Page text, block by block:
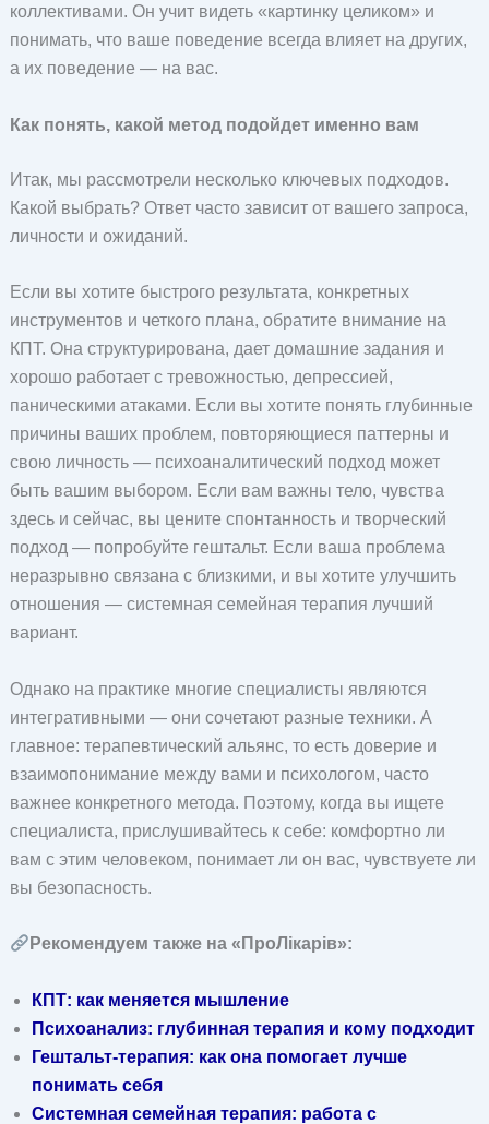
коллективами. Он учит видеть «картинку целиком» и
понимать, что ваше поведение всегда влияет на других,
а их поведение — на вас.
Как понять, какой метод подойдет именно вам
Итак, мы рассмотрели несколько ключевых подходов.
Какой выбрать? Ответ часто зависит от вашего запроса,
личности и ожиданий.
Если вы хотите быстрого результата, конкретных
инструментов и четкого плана, обратите внимание на
КПТ. Она структурирована, дает домашние задания и
хорошо работает с тревожностью, депрессией,
паническими атаками. Если вы хотите понять глубинные
причины ваших проблем, повторяющиеся паттерны и
свою личность — психоаналитический подход может
быть вашим выбором. Если вам важны тело, чувства
здесь и сейчас, вы цените спонтанность и творческий
подход — попробуйте гештальт. Если ваша проблема
неразрывно связана с близкими, и вы хотите улучшить
отношения — системная семейная терапия лучший
вариант.
Однако на практике многие специалисты являются
интегративными — они сочетают разные техники. А
главное: терапевтический альянс, то есть доверие и
взаимопонимание между вами и психологом, часто
важнее конкретного метода. Поэтому, когда вы ищете
специалиста, прислушивайтесь к себе: комфортно ли
вам с этим человеком, понимает ли он вас, чувствуете ли
вы безопасность.
Рекомендуем также на «ПроЛікарів»:
КПТ: как меняется мышление
Психоанализ: глубинная терапия и кому подходит
Гештальт-терапия: как она помогает лучше
понимать себя
Системная семейная терапия: работа с